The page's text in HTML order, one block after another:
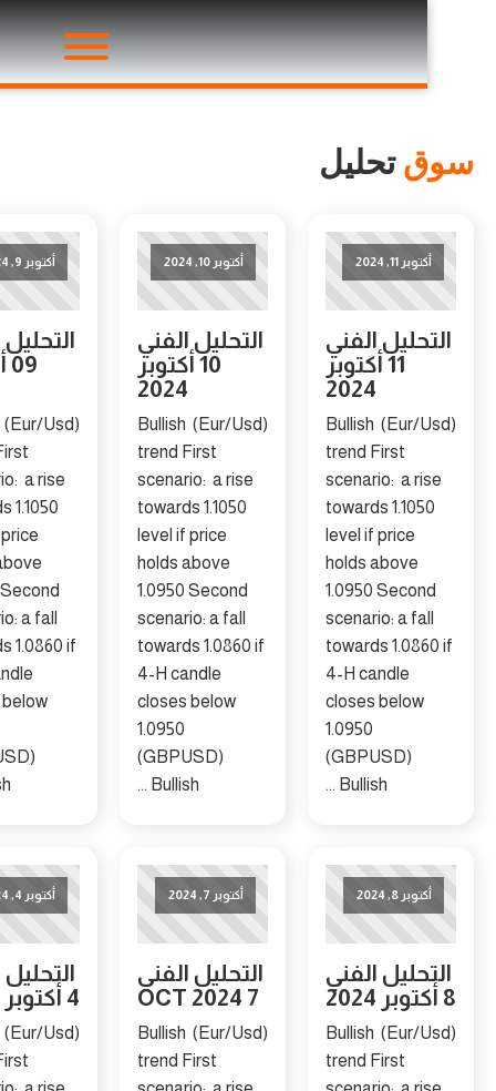
تحليل
الفني
11 أكتوبر
(Eur/Usd) Bullish
trend First
scenario: a
towards
level if price
holds above
1.0950
scenario: a
towards
4-H candle
closes below
(GBPUSD)
التحليل الفني
10 أكتوبر
(Eur/Usd) Bullish
trend First
scenario: a rise
towards 1.1050
level if price
holds above
1.0950 Second
scenario: a fall
towards 1.0860 if
4-H candle
closes below
(GBPUSD)
التحليل الفني
09 أكتوبر
(Eur/Usd) Bullish
trend First
scenario: a rise
towards 1.1050
level if price
holds above
1.0950 Second
scenario: a fall
towards 1.0860 if
4-H candle
closes below
(GBPUSD)
الفني
(Eur/Usd) Bullish
trend First
التحليل الفني
7 OCT 2024
(Eur/Usd) Bullish
trend First
التحليل الفني
4 أكتوبر 2024
(Eur/Usd) Bullish
trend First